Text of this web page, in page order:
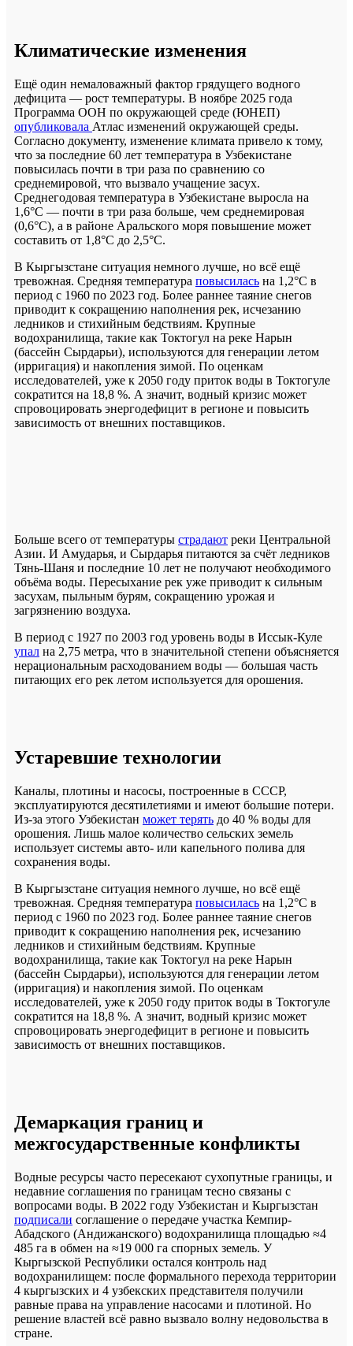
Климатические изменения
Ещё один немаловажный фактор грядущего водного
дефицита — рост температуры. В ноябре 2025 года
Программа ООН по окружающей среде (ЮНЕП)
опубликовала Атлас изменений окружающей среды.
Согласно документу, изменение климата привело к тому,
что за последние 60 лет температура в Узбекистане
повысилась почти в три раза по сравнению со
среднемировой, что вызвало учащение засух.
Среднегодовая температура в Узбекистане выросла на
1,6°C — почти в три раза больше, чем среднемировая
(0,6°C), а в районе Аральского моря повышение может
составить от 1,8°C до 2,5°C.
В Кыргызстане ситуация немного лучше, но всё ещё
тревожная. Средняя температура повысилась на 1,2°C в
период с 1960 по 2023 год. Более раннее таяние снегов
приводит к сокращению наполнения рек, исчезанию
ледников и стихийным бедствиям. Крупные
водохранилища, такие как Токтогул на реке Нарын
(бассейн Сырдарьи), используются для генерации летом
(ирригация) и накопления зимой. По оценкам
исследователей, уже к 2050 году приток воды в Токтогуле
сократится на 18,8 %. А значит, водный кризис может
спровоцировать энергодефицит в регионе и повысить
зависимость от внешних поставщиков.
Больше всего от температуры страдают реки Центральной
Азии. И Амударья, и Сырдарья питаются за счёт ледников
Тянь-Шаня и последние 10 лет не получают необходимого
объёма воды. Пересыхание рек уже приводит к сильным
засухам, пыльным бурям, сокращению урожая и
загрязнению воздуха.
В период с 1927 по 2003 год уровень воды в Иссык-Куле
упал на 2,75 метра, что в значительной степени объясняется
нерациональным расходованием воды — большая часть
питающих его рек летом используется для орошения.
Устаревшие технологии
Каналы, плотины и насосы, построенные в СССР,
эксплуатируются десятилетиями и имеют большие потери.
Из-за этого Узбекистан может терять до 40 % воды для
орошения. Лишь малое количество сельских земель
использует системы авто- или капельного полива для
сохранения воды.
В Кыргызстане ситуация немного лучше, но всё ещё
тревожная. Средняя температура повысилась на 1,2°C в
период с 1960 по 2023 год. Более раннее таяние снегов
приводит к сокращению наполнения рек, исчезанию
ледников и стихийным бедствиям. Крупные
водохранилища, такие как Токтогул на реке Нарын
(бассейн Сырдарьи), используются для генерации летом
(ирригация) и накопления зимой. По оценкам
исследователей, уже к 2050 году приток воды в Токтогуле
сократится на 18,8 %. А значит, водный кризис может
спровоцировать энергодефицит в регионе и повысить
зависимость от внешних поставщиков.
Демаркация границ и
межгосударственные конфликты
Водные ресурсы часто пересекают сухопутные границы, и
недавние соглашения по границам тесно связаны с
вопросами воды. В 2022 году Узбекистан и Кыргызстан
подписали соглашение о передаче участка Кемпир-
Абадского (Андижанского) водохранилища площадью ≈4
485 га в обмен на ≈19 000 га спорных земель. У
Кыргызской Республики остался контроль над
водохранилищем: после формального перехода территории
4 кыргызских и 4 узбекских представителя получили
равные права на управление насосами и плотиной. Но
решение властей всё равно вызвало волну недовольства в
стране.